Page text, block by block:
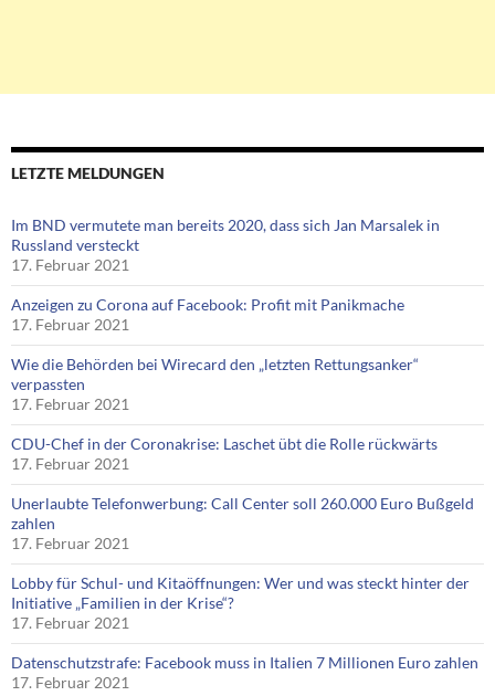
LETZTE MELDUNGEN
Im BND vermutete man bereits 2020, dass sich Jan Marsalek in
Russland versteckt
17. Februar 2021
Anzeigen zu Corona auf Facebook: Profit mit Panikmache
17. Februar 2021
Wie die Behörden bei Wirecard den „letzten Rettungsanker“
verpassten
17. Februar 2021
CDU-Chef in der Coronakrise: Laschet übt die Rolle rückwärts
17. Februar 2021
Unerlaubte Telefonwerbung: Call Center soll 260.000 Euro Bußgeld
zahlen
17. Februar 2021
Lobby für Schul- und Kitaöffnungen: Wer und was steckt hinter der
Initiative „Familien in der Krise“?
17. Februar 2021
Datenschutzstrafe: Facebook muss in Italien 7 Millionen Euro zahlen
17. Februar 2021